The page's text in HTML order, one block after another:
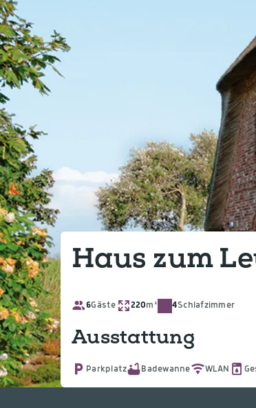
Haus zum
6Gäste 220m² 4Schlafzimmer
Ausstattung
Parkplatz Badewanne WLAN